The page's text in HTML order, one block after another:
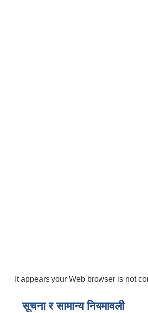
It appears your Web browser is not
सूचना र सामान्य नियमावली